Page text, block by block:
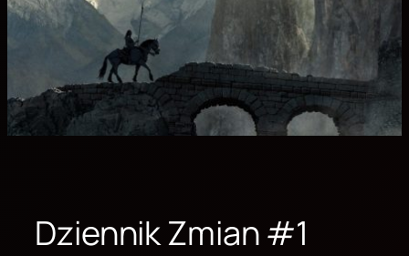
Dziennik Zmian #1